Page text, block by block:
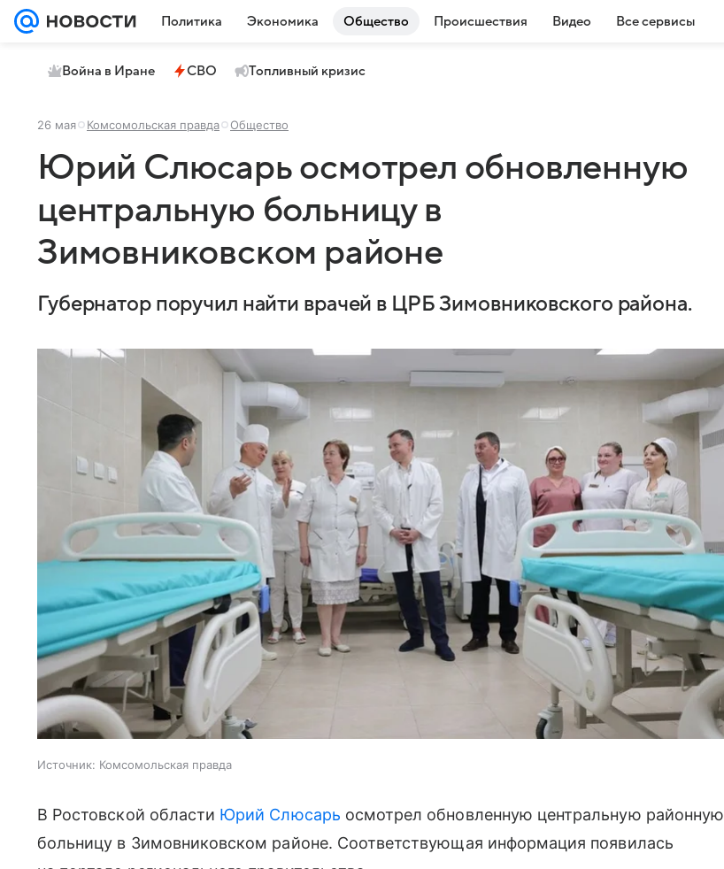
Политика Экономика Общество Происшествия Видео Все сервисы
Война в Иране СВО Топливный кризис
26 мая Комсомольская правда Общество
Юрий Слюсарь осмотрел обновленную
центральную больницу в
Зимовниковском районе
Губернатор поручил найти врачей в ЦРБ Зимовниковского района.
Источник: Комсомольская правда
В Ростовской области Юрий Слюсарь осмотрел обновленную центральную районную
больницу в Зимовниковском районе. Соответствующая информация появилась